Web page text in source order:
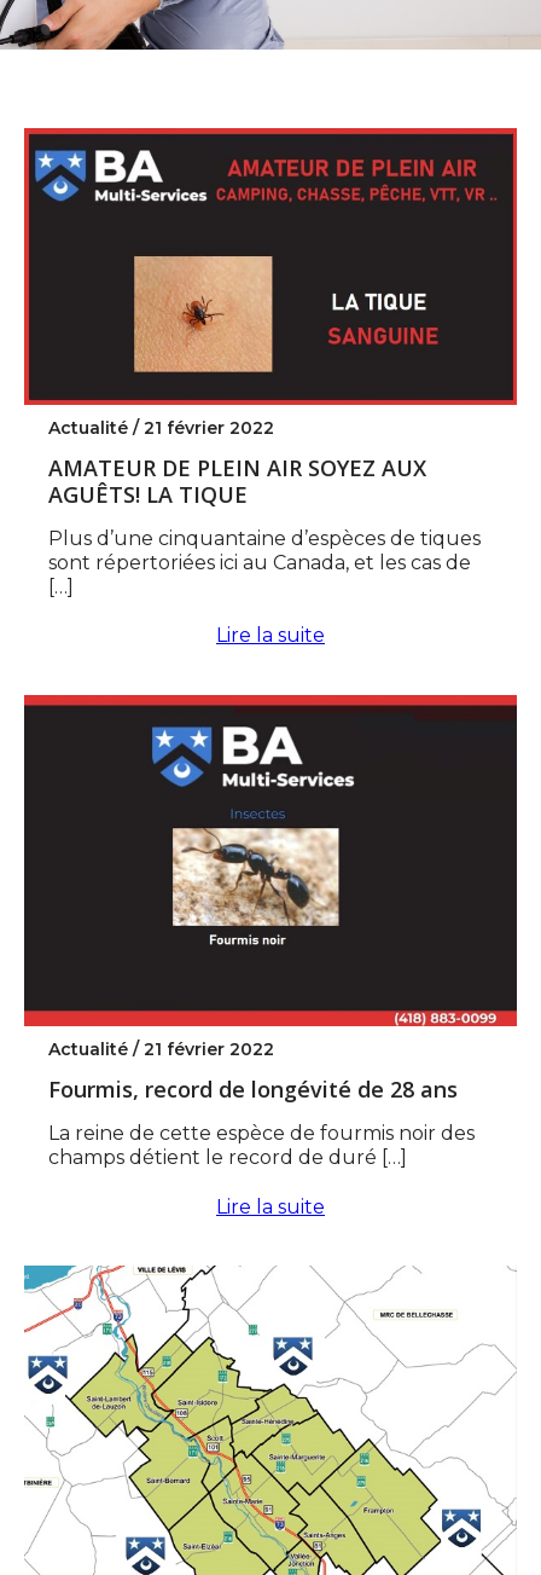
Actualité /21 février 2022
AMATEUR DE PLEIN AIR SOYEZ AUX
AGUÊTS! LA TIQUE
Plus d’une cinquantaine d’espèces de tiques
sont répertoriées ici au Canada, et les cas de
[…]
Lire la suite
Actualité /21 février 2022
Fourmis, record de longévité de 28 ans
La reine de cette espèce de fourmis noir des
champs détient le record de duré […]
Lire la suite